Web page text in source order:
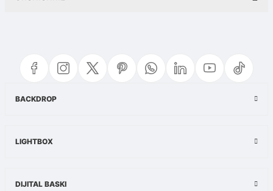
Görüş ve önerileriniz için teşekkür ederiz.
Ürün resmi kalitesiz, bozuk veya görüntülenemiyor.
BACKDROP
LIGHTBOX
DIJITAL BASKI